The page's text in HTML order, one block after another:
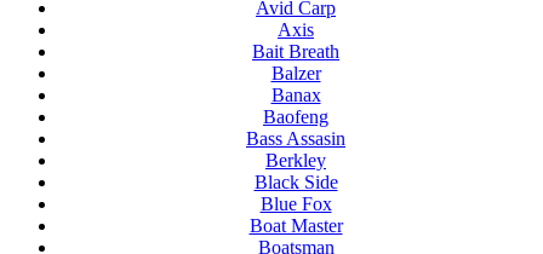
Avid Carp
Axis
Bait Breath
Balzer
Banax
Baofeng
Bass Assasin
Berkley
Black Side
Blue Fox
Boat Master
Boatsman